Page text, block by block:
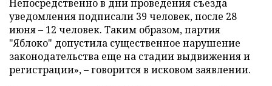
Непосредственно в дни проведения съезда
уведомления подписали 39 человек, после 28
июня – 12 человек. Таким образом, партия
"Яблоко" допустила существенное нарушение
законодательства еще на стадии выдвижения и
регистрации», – говорится в исковом заявлении.